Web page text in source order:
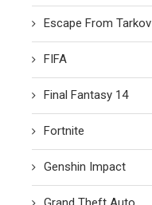
Escape From Tarkov
FIFA
Final Fantasy 14
Fortnite
Genshin Impact